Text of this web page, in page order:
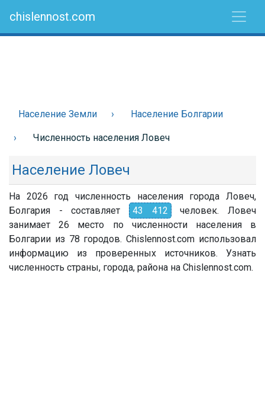
chislennost.com
Население Земли Население Болгарии
Численность населения Ловеч
Население Ловеч
На 2026 год численность населения города Ловеч,
Болгария - составляет
43 412 человек. Ловеч
занимает 26 место по численности населения в
Болгарии из 78 городов. Chislennost.com использовал
информацию из проверенных источников. Узнать
численность страны, города, района на Chislennost.com.